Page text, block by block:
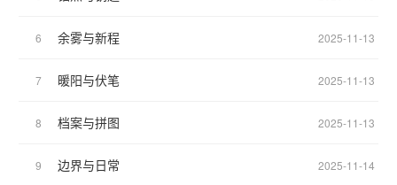
6 余雾与新程 2025-11-13
7 暖阳与伏笔 2025-11-13
8 档案与拼图 2025-11-13
9 边界与日常 2025-11-14